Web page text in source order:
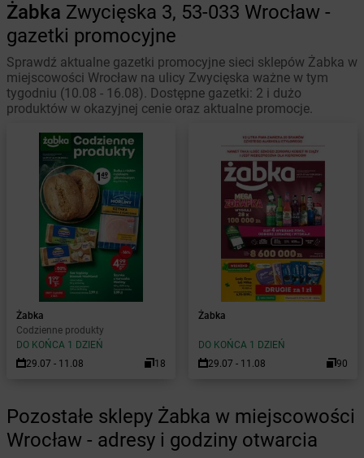
Żabka Zwycięska 3, 53-033 Wrocław -
gazetki promocyjne
Sprawdź aktualne gazetki promocyjne sieci sklepów Żabka w
miejscowości Wrocław na ulicy Zwycięska ważne w tym
tygodniu (10.08 - 16.08). Dostępne gazetki: 2 i dużo
produktów w okazyjnej cenie oraz aktualne promocje.
Żabka
Codzienne produkty
DO KOŃCA 1 DZIEŃ
29.07 - 11.08
18
Żabka
DO KOŃCA 1 DZIEŃ
29.07 - 11.08
90
Pozostałe sklepy Żabka w miejscowości
Wrocław - adresy i godziny otwarcia